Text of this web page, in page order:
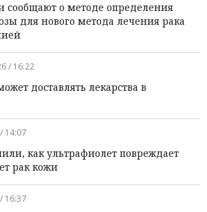
сообщают о методе определения
для нового метода лечения рака
/ 16:22
доставлять лекарства в
14:07
как ультрафиолет повреждает
рак кожи
16:37